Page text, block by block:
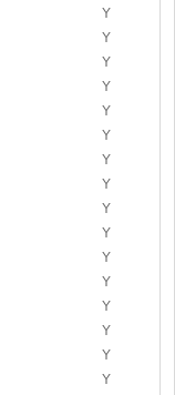
Y
Y
Y
Y
Y
Y
Y
Y
Y
Y
Y
Y
Y
Y
Y
Y